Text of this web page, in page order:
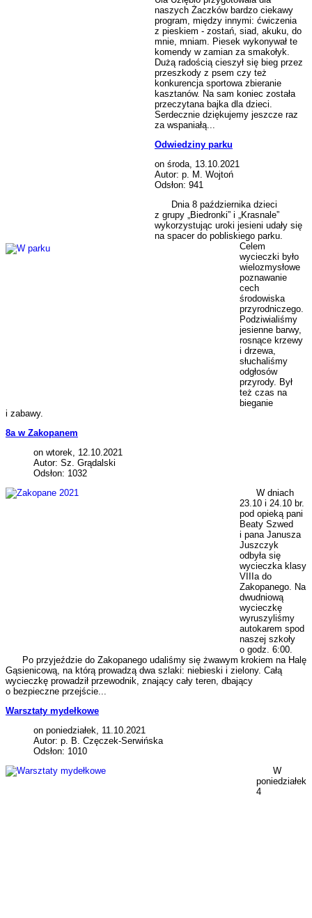
naszych Żaczków bardzo ciekawy
program, między innymi: ćwiczenia
z pieskiem - zostań, siad, akuku, do
mnie, mniam. Piesek wykonywał te
komendy w zamian za smakołyk.
Dużą radością cieszył się bieg przez
przeszkody z psem czy też
konkurencja sportowa zbieranie
kasztanów. Na sam koniec została
przeczytana bajka dla dzieci.
Serdecznie dziękujemy jeszcze raz
za wspaniałą...
Odwiedziny parku
on środa, 13.10.2021
Autor: p. M. Wojtoń
Odsłon: 941
Dnia 8 października dzieci
z grupy „Biedronki” i „Krasnale”
wykorzystując uroki jesieni udały się
na spacer do pobliskiego parku.
Celem
wycieczki było
wielozmysłowe
poznawanie
cech
środowiska
przyrodniczego.
Podziwialiśmy
jesienne barwy,
rosnące krzewy
i drzewa,
słuchaliśmy
odgłosów
przyrody. Był
też czas na
bieganie
i zabawy.
8a w Zakopanem
on wtorek, 12.10.2021
Autor: Sz. Grądalski
Odsłon: 1032
W dniach
23.10 i 24.10 br.
pod opieką pani
Beaty Szwed
i pana Janusza
Juszczyk
odbyła się
wycieczka klasy
VIIIa do
Zakopanego. Na
dwudniową
wycieczkę
wyruszyliśmy
autokarem spod
naszej szkoły
o godz. 6:00.
Po przyjeździe do Zakopanego udaliśmy się żwawym krokiem na Halę
Gąsienicową, na którą prowadzą dwa szlaki: niebieski i zielony. Całą
wycieczkę prowadził przewodnik, znający cały teren, dbający
o bezpieczne przejście...
Warsztaty mydełkowe
on poniedziałek, 11.10.2021
Autor: p. B. Częczek-Serwińska
Odsłon: 1010
W
poniedziałek
4